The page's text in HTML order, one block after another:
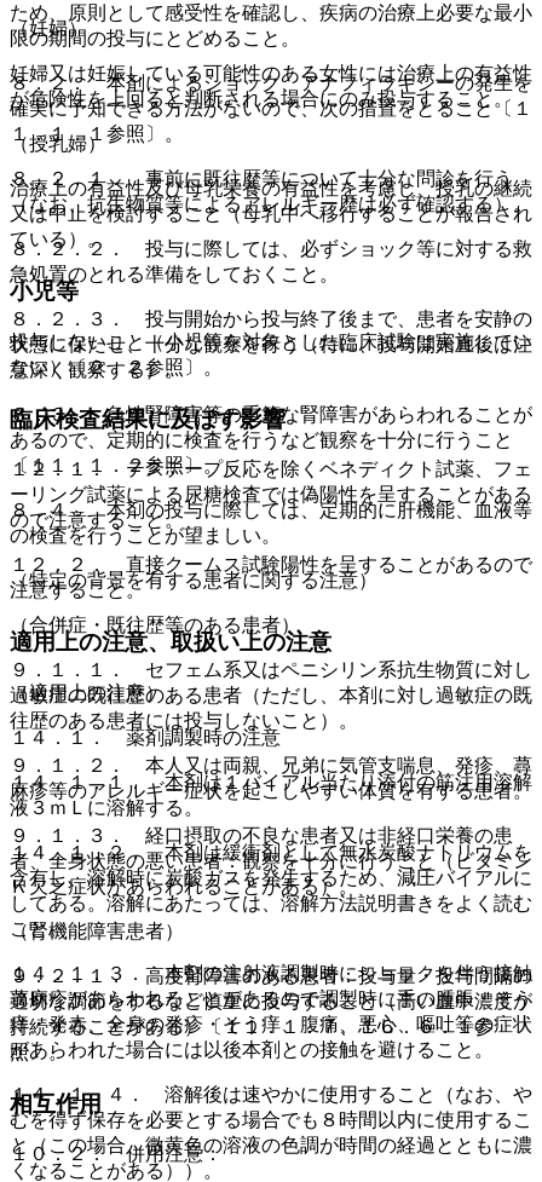
（妊婦）
妊婦又は妊娠している可能性のある女性には治療上の有益性
が危険性を上回ると判断される場合にのみ投与すること。
（授乳婦）
治療上の有益性及び母乳栄養の有益性を考慮し、授乳の継続
又は中止を検討すること（母乳中へ移行することが報告され
ている）。
小児等
投与しないこと（小児等を対象とした臨床試験は実施してい
ない）〔２．２参照〕。
臨床検査結果に及ぼす影響
１２．１． テステープ反応を除くベネディクト試薬、フェ
ーリング試薬による尿糖検査では偽陽性を呈することがある
ので注意すること。
１２．２． 直接クームス試験陽性を呈することがあるので
注意すること。
適用上の注意、取扱い上の注意
（適用上の注意）
１４．１． 薬剤調製時の注意
１４．１．１． 本剤は１バイアル当たり添付の筋注用溶解
液３ｍＬに溶解する。
１４．１．２． 本剤は緩衝剤として無水炭酸ナトリウムを
含有し、溶解時に炭酸ガスを発生するため、減圧バイアルに
してある。溶解にあたっては、溶解方法説明書きをよく読む
こと。
１４．１．３． 本剤の注射液調製時にショックを伴う接触
蕁麻疹があらわれることがあるので調製時に手の腫脹・そう
痒・発赤、全身の発疹・そう痒、腹痛、悪心、嘔吐等の症状
があらわれた場合には以後本剤との接触を避けること。
１４．１．４． 溶解後は速やかに使用すること（なお、や
むを得ず保存を必要とする場合でも８時間以内に使用するこ
と（この場合、微黄色の溶液の色調が時間の経過とともに濃
くなることがある））。
ため、原則として感受性を確認し、疾病の治療上必要な最小
限の期間の投与にとどめること。
８．２． 本剤によるショック、アナフィラキシーの発生を
確実に予知できる方法がないので、次の措置をとること〔１
１．１．１参照〕。
８．２．１． 事前に既往歴等について十分な問診を行う
（なお、抗生物質等によるアレルギー歴は必ず確認する）。
８．２．２． 投与に際しては、必ずショック等に対する救
急処置のとれる準備をしておくこと。
８．２．３． 投与開始から投与終了後まで、患者を安静の
状態に保たせ、十分な観察を行う（特に、投与開始直後は注
意深く観察する）。
８．３． 急性腎障害等の重篤な腎障害があらわれることが
あるので、定期的に検査を行うなど観察を十分に行うこと
〔１１．１．２参照〕。
８．４． 本剤の投与に際しては、定期的に肝機能、血液等
の検査を行うことが望ましい。
（特定の背景を有する患者に関する注意）
（合併症・既往歴等のある患者）
９．１．１． セフェム系又はペニシリン系抗生物質に対し
過敏症の既往歴のある患者（ただし、本剤に対し過敏症の既
往歴のある患者には投与しないこと）。
９．１．２． 本人又は両親、兄弟に気管支喘息、発疹、蕁
麻疹等のアレルギー症状を起こしやすい体質を有する患者。
９．１．３． 経口摂取の不良な患者又は非経口栄養の患
者、全身状態の悪い患者：観察を十分に行うこと（ビタミン
Ｋ欠乏症状があらわれることがある）。
（腎機能障害患者）
９．２．１． 高度腎障害のある患者：投与量・投与間隔の
適切な調節をするなど慎重に投与すること（高い血中濃度が
持続することがある）〔１１．１．７、１６．６．１参
照〕。
相互作用
１０．２． 併用注意：